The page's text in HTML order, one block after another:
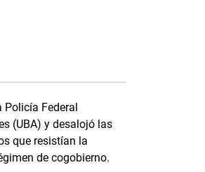
Policía Federal
(UBA) y desalojó las
que resistían la
de cogobierno.